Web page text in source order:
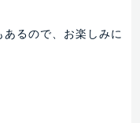
るので、お楽しみに